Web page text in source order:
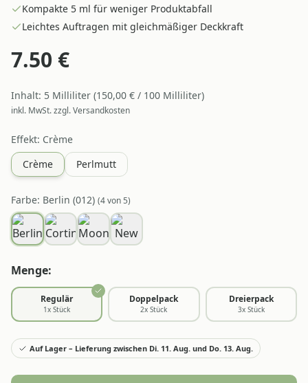
Kompakte 5 ml für weniger Produktabfall
Leichtes Auftragen mit gleichmäßiger Deckkraft
7.50 €
Inhalt: 5 Milliliter (150,00 € / 100 Milliliter)
inkl. MwSt. zzgl. Versandkosten
Effekt: Crème
Crème
Perlmutt
Farbe: Berlin (012) (4von5)
Menge:
Regulär
1x Stück
Doppelpack
2x Stück
Dreierpack
3x Stück
Auf Lager – Lieferung zwischen Di. 11. Aug. und Do. 13. Aug.